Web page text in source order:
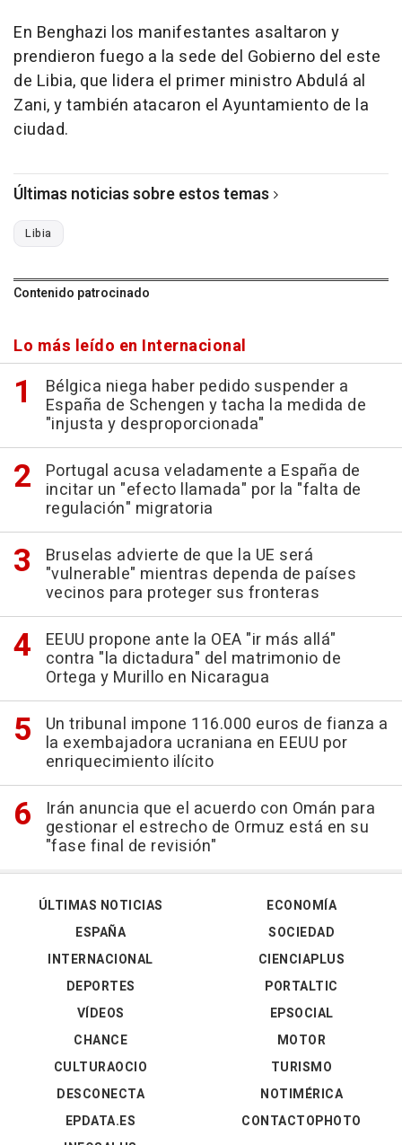
En Benghazi los manifestantes asaltaron y
prendieron fuego a la sede del Gobierno del este
de Libia, que lidera el primer ministro Abdulá al
Zani, y también atacaron el Ayuntamiento de la
ciudad.
Últimas noticias sobre estos temas
Libia
Contenido patrocinado
Lo más leído en Internacional
Bélgica niega haber pedido suspender a
España de Schengen y tacha la medida de
"injusta y desproporcionada"
Portugal acusa veladamente a España de
incitar un "efecto llamada" por la "falta de
regulación" migratoria
Bruselas advierte de que la UE será
"vulnerable" mientras dependa de países
vecinos para proteger sus fronteras
EEUU propone ante la OEA "ir más allá"
contra "la dictadura" del matrimonio de
Ortega y Murillo en Nicaragua
Un tribunal impone 116.000 euros de fianza a
la exembajadora ucraniana en EEUU por
enriquecimiento ilícito
Irán anuncia que el acuerdo con Omán para
gestionar el estrecho de Ormuz está en su
"fase final de revisión"
ÚLTIMAS NOTICIAS
ESPAÑA
INTERNACIONAL
DEPORTES
VÍDEOS
ECONOMÍA
SOCIEDAD
CIENCIAPLUS
PORTALTIC
EPSOCIAL
CHANCE
CULTURAOCIO
DESCONECTA
EPDATA.ES
MOTOR
TURISMO
NOTIMÉRICA
CONTACTOPHOTO